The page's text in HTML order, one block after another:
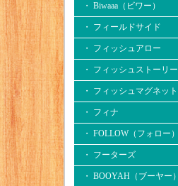
・ Biwaaa（ビワー）
・ フィールドサイド
・ フィッシュアロー
・ フィッシュストーリー
・ フィッシュマグネット
・ フィナ
・ FOLLOW（フォロー）
・ フーターズ
・ BOOYAH（ブーヤー）